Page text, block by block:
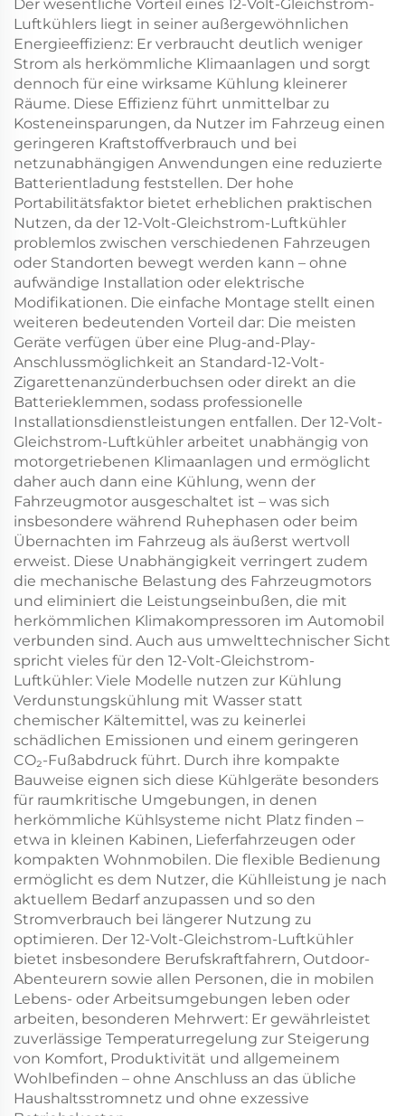
Der wesentliche Vorteil eines 12-Volt-Gleichstrom-
Luftkühlers liegt in seiner außergewöhnlichen
Energieeffizienz: Er verbraucht deutlich weniger
Strom als herkömmliche Klimaanlagen und sorgt
dennoch für eine wirksame Kühlung kleinerer
Räume. Diese Effizienz führt unmittelbar zu
Kosteneinsparungen, da Nutzer im Fahrzeug einen
geringeren Kraftstoffverbrauch und bei
netzunabhängigen Anwendungen eine reduzierte
Batterientladung feststellen. Der hohe
Portabilitätsfaktor bietet erheblichen praktischen
Nutzen, da der 12-Volt-Gleichstrom-Luftkühler
problemlos zwischen verschiedenen Fahrzeugen
oder Standorten bewegt werden kann – ohne
aufwändige Installation oder elektrische
Modifikationen. Die einfache Montage stellt einen
weiteren bedeutenden Vorteil dar: Die meisten
Geräte verfügen über eine Plug-and-Play-
Anschlussmöglichkeit an Standard-12-Volt-
Zigarettenanzünderbuchsen oder direkt an die
Batterieklemmen, sodass professionelle
Installationsdienstleistungen entfallen. Der 12-Volt-
Gleichstrom-Luftkühler arbeitet unabhängig von
motorgetriebenen Klimaanlagen und ermöglicht
daher auch dann eine Kühlung, wenn der
Fahrzeugmotor ausgeschaltet ist – was sich
insbesondere während Ruhephasen oder beim
Übernachten im Fahrzeug als äußerst wertvoll
erweist. Diese Unabhängigkeit verringert zudem
die mechanische Belastung des Fahrzeugmotors
und eliminiert die Leistungseinbußen, die mit
herkömmlichen Klimakompressoren im Automobil
verbunden sind. Auch aus umwelttechnischer Sicht
spricht vieles für den 12-Volt-Gleichstrom-
Luftkühler: Viele Modelle nutzen zur Kühlung
Verdunstungskühlung mit Wasser statt
chemischer Kältemittel, was zu keinerlei
schädlichen Emissionen und einem geringeren
CO₂-Fußabdruck führt. Durch ihre kompakte
Bauweise eignen sich diese Kühlgeräte besonders
für raumkritische Umgebungen, in denen
herkömmliche Kühlsysteme nicht Platz finden –
etwa in kleinen Kabinen, Lieferfahrzeugen oder
kompakten Wohnmobilen. Die flexible Bedienung
ermöglicht es dem Nutzer, die Kühlleistung je nach
aktuellem Bedarf anzupassen und so den
Stromverbrauch bei längerer Nutzung zu
optimieren. Der 12-Volt-Gleichstrom-Luftkühler
bietet insbesondere Berufskraftfahrern, Outdoor-
Abenteurern sowie allen Personen, die in mobilen
Lebens- oder Arbeitsumgebungen leben oder
arbeiten, besonderen Mehrwert: Er gewährleistet
zuverlässige Temperaturregelung zur Steigerung
von Komfort, Produktivität und allgemeinem
Wohlbefinden – ohne Anschluss an das übliche
Haushaltsstromnetz und ohne exzessive